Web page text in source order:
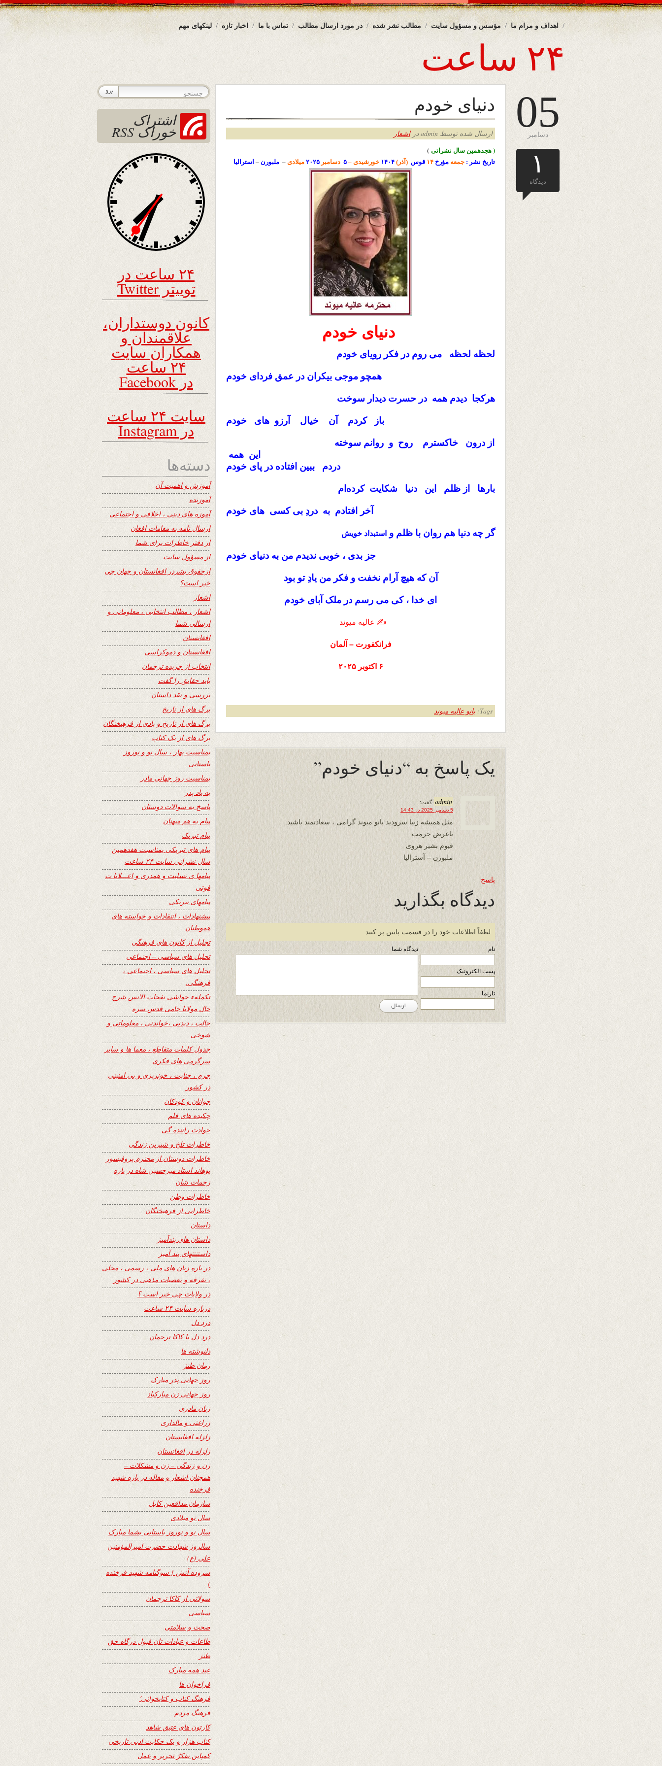
لینکهای مهم اخبار تازه تماس با ما در مورد ارسال مطالب مطالب نشر شده مؤسس و مسؤول سایت اهداف و مرام ما
۲۴ ساعت
05
دسامبر
۱
دیدگاه
دنیای خودم
ارسال شده توسط admin در اشعار
( هجدهمین سال نشراتی )
تاریخ نشر : جمعه مؤرخ ۱۴ قوس (آذر) ۱۴۰۴ خورشیدی – ۵ دسامبر میلادی – ملبورن – استرالیا
دنیای خودم
لحظه لحظه می روم در فکر رویای خودم
همچو موجی بیکران در عمق فردای خودم
هرکجا دیدم همه در حسرت دیدار سوخت
باز کردم آن خیال آرزو های خودم
از درون خاکسترم روح و روانم سوخته
این همه
دردم ببین افتاده در پای خودم
بارها از ظلم این دنیا شکایت کرده‌ام
آخر افتادم به دردِ بی کسی های خودم
گر چه دنیا هم روان با ظلم و استبداد خویش
جز بدی ، خوبی ندیدم من به دنیای خودم
آن که هیچ آرام نخفت و فکر من یادِ تو بود
ای خدا ، کی می‌ رسم در ملک آبای خودم
✍ عالیه میوند
فرانکفورت – آلمان
۶ اکتوبر ۲۰۲۵
Tags: بانو عالیه میوند
یک پاسخ به “دنیای خودم”
admin گفت:
5 دسامبر 2025 در 14:43
مثل همیشه زیبا سرودید بانو میوند گرامی ، سعادتمند باشید.
باعرض حرمت
قیوم بشیر هروی
ملبورن – آسترالیا
پاسخ
دیدگاه بگذارید
لطفاً اطلاعات خود را در قسمت پایین پر کنید.
نام
پست الکترونیک
تارنما
دیدگاه شما
اشتراک
خوراک RSS
۲۴ ساعت در
توییتر Twitter
کانون دوستداران،
علاقمندان و
همکاران سایت
۲۴ ساعت
در Facebook
سایت ۲۴ ساعت
در Instagram
دسته‌ها
آموزش و اهمیت آن
آموزنده
آموزه های دینی ، اخلاقی و اجتماعی
ارسال نامه به مقامات افغان
از دفتر خاطرات برای شما
از مسؤول سایت
ازحقوق بشردر افغانستان و جهان چی
خبر است؟
اشعار
اشعار ، مطالب انتخابی ، معلوماتی و
ارسالی شما
افغانستان
افغانستان و دموکراسی
انتخاب از جریده ترجمان
باید حقایق را گفت
بررسی و نقد داستان
برگ های از تاریخ
برگ های از تاریخ و یادی از فرهیختگان
برگ های از یک کتاب
بمناسبت بهار ، سال نو و نوروز
باستانی
بمناسبت روز جهانی مادر
به یاد پدر
پاسخ به سوالات دوستان
پیام به هم میهنان
پیام تبریک
پیام های تبریکی بمناسبت هفدهمین
سال نشراتی سایت ۲۴ ساعت
پیامها ی تسلیت و همدری و اعـــلانا ت
فوتی
پیامهای تبریکی
پیشنهادات ، انتقادات و خواسته های
هموطنان
تجلیل از کانون های فرهنگی
تحلیل های سیاسی – اجتماعی
تحلیل های سیاسی ، اجتماعی ،
فرهنگی.
تکملهء حواشی نفحات الانس شرح
حال مولانا جامی قدس سره
جالب ، دیدنی ،خواندنی ، معلوماتی و
شوخی
جدول کلمات متقاطع ، معما ها و سایر
سرگرمی های فکری
جرم ، جنایت ، خونریزی و بی امنیتی
در کشور
جوانان و کودکان
چکیده های قلم
حوادث راننده گی
خاطرات تلخ و شیرین زندگی
خاطرات دوستان از محترم پروفیسور
پوهاند استاد میرحسین شاه در باره
زحمات شان
خاطرات وطن
خاطراتی از فرهیختگان
داستان
داستان های پندآمیز
داستنتنهای پند آمیز
در باره زبان های ملی ، رسمی ، محلی
، تفرقه و تعصبات مذهبی در کشور
در ولایات چی خبر است ؟
درباره سایت ۲۴ ساعت
درد دل
درد دل با کاکا ترجمان
دلنوشته ها
رمان طنز
روز جهانی پدر مبارک
روز جهانی زن مبارکباد
زبان مادری
زراعتی و مالداری
زلزله افغانستان
زلزله در افغانستان
زن و زندگی – زن و مشکلات –
همچنان اشعار و مقاله در باره شهید
فرخنده
سازمان مدافعین کابل
سال نو میلادی
سال نو و نوروز باستانی بشما مبارک
سالروز شهادت حضرت امیرالمؤمنین
علی (ع)
سروده آتش { سوگنامه شهید فرخنده
}
سولاتی از کاکا ترجمان
سیاسی
صحت و سلامتی
طاعات و عبادات تان قبول درگاه حق
طنز
عید همه مبارک
فراخوان ها
فرهنگ کتاب و کتابخوانی٬
فرهنگ مردم
کارتون های عتیق شاهد
کتاب هزار و یک حکایت ادبی تاریخی
کمپاین تفکرُ تحریر و عمل